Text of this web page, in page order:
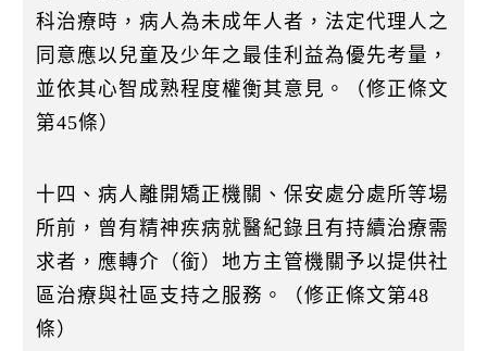
科治療時，病人為未成年人者，法定代理人之
同意應以兒童及少年之最佳利益為優先考量，
並依其心智成熟程度權衡其意見。（修正條文
第45條）
十四、病人離開矯正機關、保安處分處所等場
所前，曾有精神疾病就醫紀錄且有持續治療需
求者，應轉介（銜）地方主管機關予以提供社
區治療與社區支持之服務。（修正條文第48
條）